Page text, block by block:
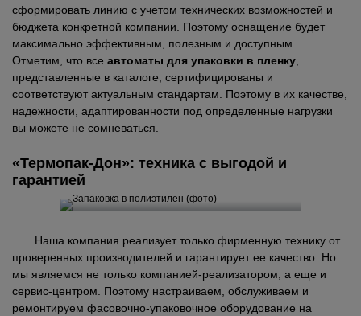
сформировать линию с учетом технических возможностей и
бюджета конкретной компании. Поэтому оснащение будет
максимально эффективным, полезным и доступным.
Отметим, что все автоматы для упаковки в пленку
представленные в каталоге, сертифицированы и
соответствуют актуальным стандартам. Поэтому в их качестве,
надежности, адаптированности под определенные нагрузки
вы можете не сомневаться.
«Термопак-Дон»: техника с выгодой и
гарантией
Наша компания реализует только фирменную технику от
проверенных производителей и гарантирует ее качество. Но
мы являемся не только компанией-реализатором, а еще и
сервис-центром. Поэтому настраиваем, обслуживаем и
ремонтируем фасовочно-упаковочное оборудование на